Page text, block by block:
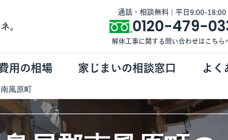
通話・相談無料 | 平日9:00-18:00
0120-479-
解体工事に関する問い合わせはこちら
用の相場 家じまいの相談窓口 よく
風原町